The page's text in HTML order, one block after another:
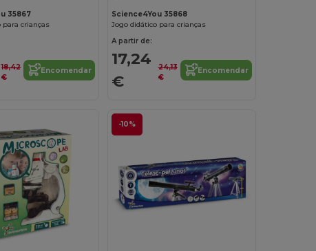
35867
para crianças
18,42
€
Encomendar
Science4You 35868
Jogo didático para crianças
A partir de:
17,24
€
24,13
€
Encomendar
-10%